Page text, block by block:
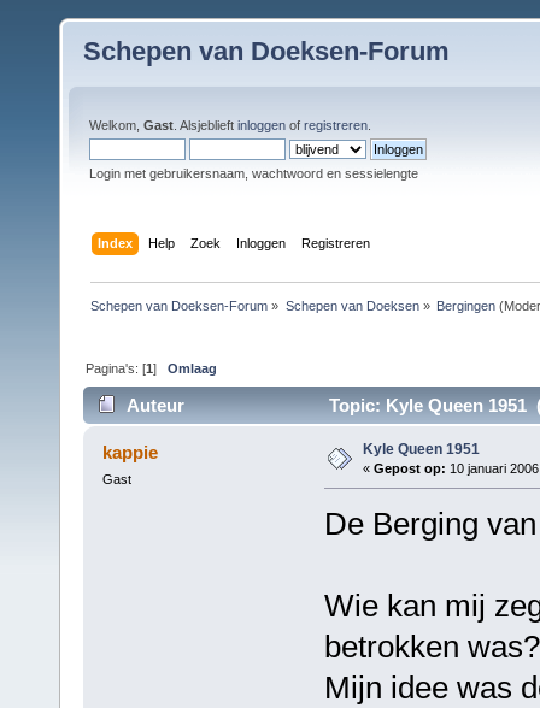
Schepen van Doeksen-Forum
Welkom, Gast . Alsjeblieft inloggen of registreren
Login met gebruikersnaam, wachtwoord en sessielengte
Index Help Zoek Inloggen Registreren
Schepen van Doeksen-Forum » Schepen van Doeksen» Bergingen
Pagina's: [1]Omlaag
Auteur Topic: Kyle Queen 1951
kappie
Gast
Kyle Queen 1951
« Gepost op: 10 januari
De Berging
Wie kan mij
betrokken
Mijn idee was